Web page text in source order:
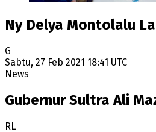
Ny Delya Montolalu
G
Sabtu, 27 Feb 2021 18:41 UTC
News
Gubernur Sultra Ali
RL